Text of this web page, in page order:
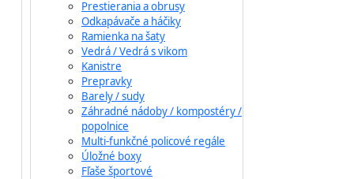
Prestierania a obrusy
Odkapávače a háčiky
Ramienka na šaty
Vedrá / Vedrá s vikom
Kanistre
Prepravky
Barely / sudy
Záhradné nádoby / kompostéry /
popolnice
Multi-funkčné policové regále
Úložné boxy
Fľaše športové